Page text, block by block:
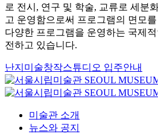
로 전시, 연구 및 학술, 교류로 세분
고 운영함으로써 프로그램의 면모
다양한 프로그램을 운영하는 국제
전하고 있습니다.
난지미술창작스튜디오 입주안내
미술관 소개
뉴스와 공지